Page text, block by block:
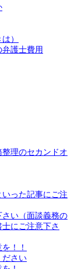
）
護士費用
理のセカンドオ
いった記事にご注
い（面談義務の
にご注意下さ
！！
ださい